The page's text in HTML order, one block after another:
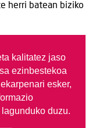
herri batean biziko
kalitatez jaso
ezinbestekoa
esker,
duzu.